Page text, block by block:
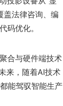
盖法律咨询、编
码优化。
合与硬件端技术
来，随着AI技术
能驾驭智能生产